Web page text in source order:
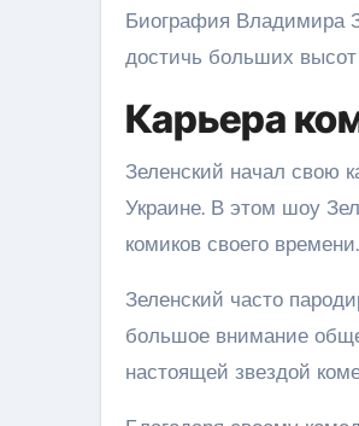
Биография Владимира
достичь больших
Карьера
Зеленский начал свою
Украине. В этом шоу
комиков своего времени.
Зеленский часто
большое внимание
настоящей звездой